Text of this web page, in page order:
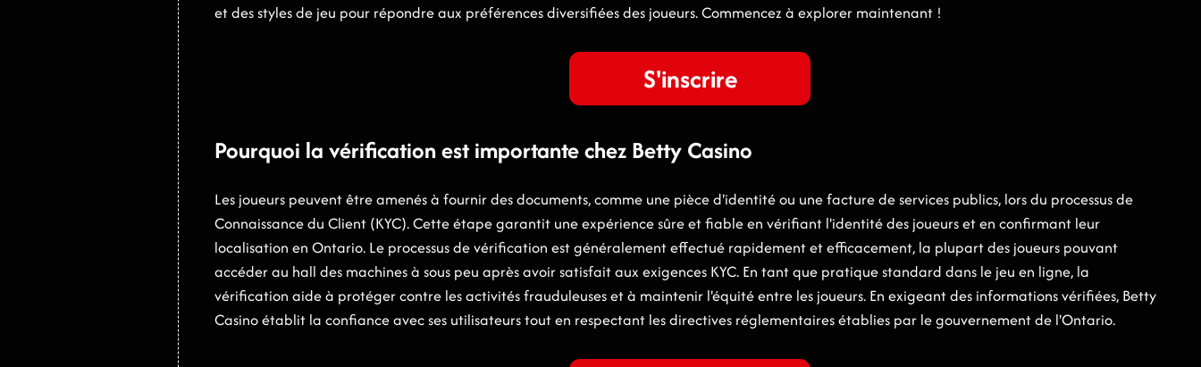
et des styles de jeu pour répondre aux préférences diversifiées des joueurs. Commencez à explorer maintenant !
S'inscrire
Pourquoi la vérification est importante chez Betty Casino
Les joueurs peuvent être amenés à fournir des documents, comme une pièce d'identité ou une facture de services publics, lors du processus de
Connaissance du Client (KYC). Cette étape garantit une expérience sûre et fiable en vérifiant l'identité des joueurs et en confirmant leur
localisation en Ontario. Le processus de vérification est généralement effectué rapidement et efficacement, la plupart des joueurs pouvant
accéder au hall des machines à sous peu après avoir satisfait aux exigences KYC. En tant que pratique standard dans le jeu en ligne, la
vérification aide à protéger contre les activités frauduleuses et à maintenir l'équité entre les joueurs. En exigeant des informations vérifiées, Betty
Casino établit la confiance avec ses utilisateurs tout en respectant les directives réglementaires établies par le gouvernement de l'Ontario.